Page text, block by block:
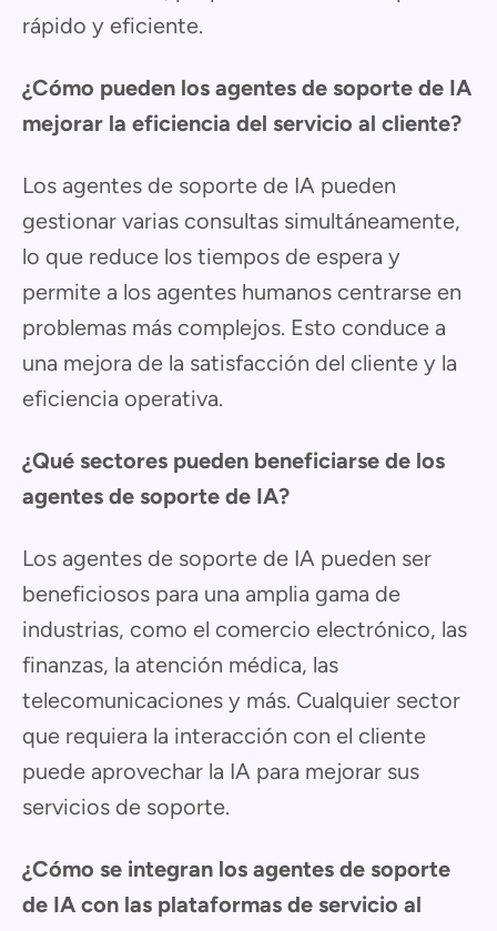
rápido y eficiente.
¿Cómo pueden los agentes de soporte de IA
mejorar la eficiencia del servicio al cliente?
Los agentes de soporte de IA pueden
gestionar varias consultas simultáneamente,
lo que reduce los tiempos de espera y
permite a los agentes humanos centrarse en
problemas más complejos. Esto conduce a
una mejora de la satisfacción del cliente y la
eficiencia operativa.
¿Qué sectores pueden beneficiarse de los
agentes de soporte de IA?
Los agentes de soporte de IA pueden ser
beneficiosos para una amplia gama de
industrias, como el comercio electrónico, las
finanzas, la atención médica, las
telecomunicaciones y más. Cualquier sector
que requiera la interacción con el cliente
puede aprovechar la IA para mejorar sus
servicios de soporte.
¿Cómo se integran los agentes de soporte
de IA con las plataformas de servicio al